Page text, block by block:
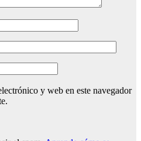
y web en este navegador